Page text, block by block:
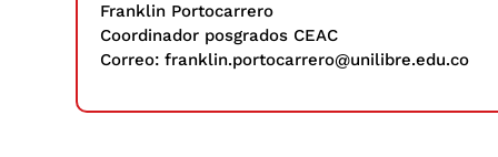
Franklin Portocarrero
Coordinador posgrados CEAC
Correo: franklin.portocarrero@unilibre.edu.co